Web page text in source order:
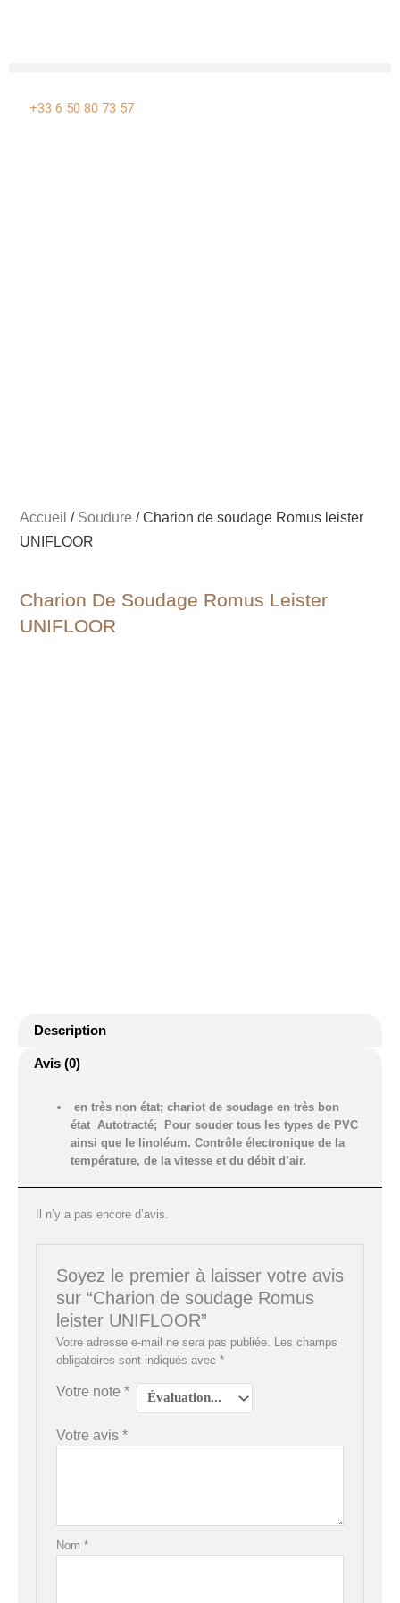
+33 6 50 80 73 57
Accueil / Soudure / Charion de soudage Romus leister
UNIFLOOR
Charion De Soudage Romus Leister
UNIFLOOR
Description
Avis (0)
en très non état; chariot de soudage en très bon
état Autotracté;
Pour souder tous les types de PVC
ainsi que le linoléum. Contrôle électronique de la
température, de la vitesse et du débit d’air.
Il n’y a pas encore d’avis.
Soyez le premier à laisser votre avis
sur “Charion de soudage Romus
leister UNIFLOOR”
Votre adresse e-mail ne sera pas publiée. Les champs
obligatoires sont indiqués avec *
Votre note *
Votre avis *
Nom *